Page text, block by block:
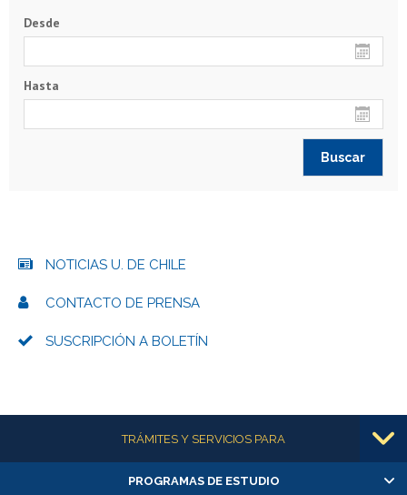
Desde
Hasta
NOTICIAS U. DE CHILE
CONTACTO DE PRENSA
SUSCRIPCIÓN A BOLETÍN
Más informaciónTRÁMITES Y SERVICIOS PARA
Alumnas/os y exalumnas/os
PROGRAMAS DE ESTUDIO